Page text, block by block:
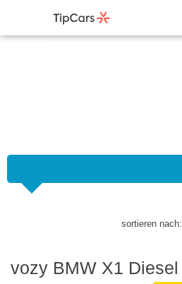
sortieren nach:
vozy BMW X1 Diesel